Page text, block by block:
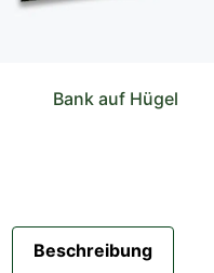
Bank auf Hügel
Beschreibung